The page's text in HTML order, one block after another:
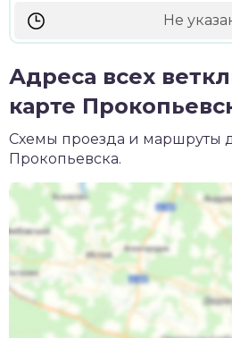
Не
Адреса всех
карте
Схемы проезда и маршруты
Прокопьевска.